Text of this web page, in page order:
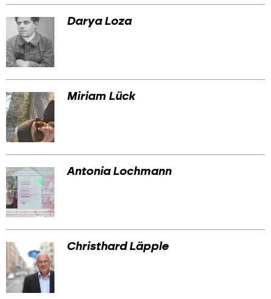
Darya Loza
Miriam Lück
Antonia Lochmann
Christhard Läpple